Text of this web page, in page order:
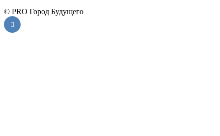
© PRO Город Будущего